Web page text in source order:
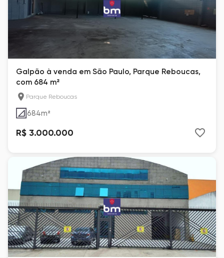
Galpão à venda em São Paulo, Parque Reboucas,
com 684 m²
Parque Reboucas
684m²
R$ 3.000.000